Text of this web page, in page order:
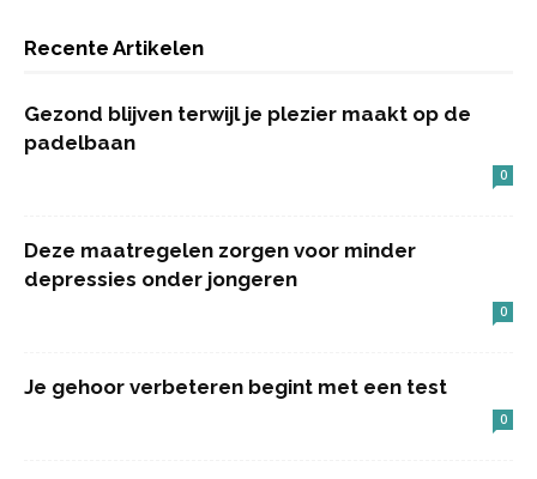
Recente Artikelen
Gezond blijven terwijl je plezier maakt op de
padelbaan
0
Deze maatregelen zorgen voor minder
depressies onder jongeren
0
Je gehoor verbeteren begint met een test
0